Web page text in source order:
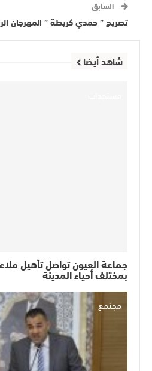
السابق
تصريح ” حمدي كريطة ” المهرجان الرياضي
شاهد أيضا
جماعة العيون تواصل تأهيل
بمختلف أحياء المدينة
مجتمع